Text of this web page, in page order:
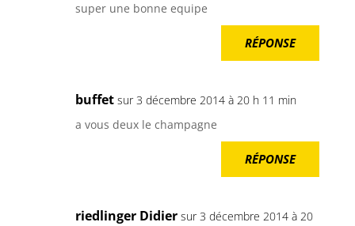
super une bonne equipe
RÉPONSE
buffet sur 3 décembre 2014 à 20 h 11 min
a vous deux le champagne
RÉPONSE
riedlinger Didier sur 3 décembre 2014 à 20